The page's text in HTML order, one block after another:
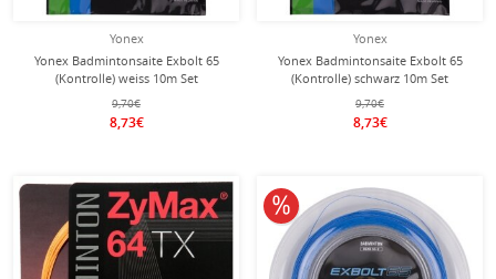
Yonex
Yonex Badmintonsaite Exbolt 65
(Kontrolle) weiss 10m Set
9,70€
8,73€
Yonex
Yonex Badmintonsaite Exbolt 65
(Kontrolle) schwarz 10m Set
9,70€
8,73€
10% reduziert